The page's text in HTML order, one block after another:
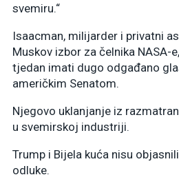
svemiru.“
Isaacman, milijarder i privatni
Muskov izbor za čelnika NASA-
tjedan imati dugo odgađano
američkim Senatom.
Njegovo uklanjanje iz
u svemirskoj industriji.
Trump i Bijela kuća nisu
odluke.